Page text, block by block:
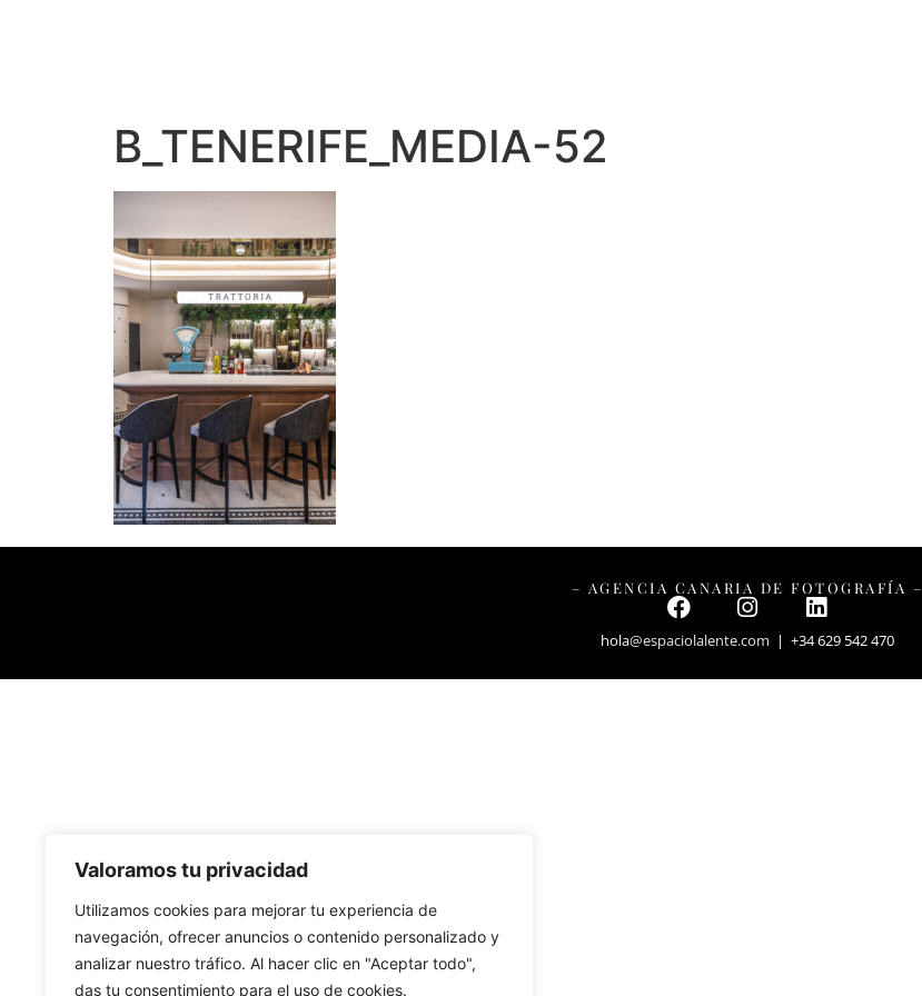
Valoramos tu privacidad
Utilizamos cookies para mejorar tu experiencia de
navegación, ofrecer anuncios o contenido personalizado y
analizar nuestro tráfico. Al hacer clic en "Aceptar todo",
das tu consentimiento para el uso de cookies.
B_TENERIFE_MEDIA-52
– AGENCIA CANARIA DE FOTOGRAFÍA –
hola@espaciolalente.com | +34 629 542 470